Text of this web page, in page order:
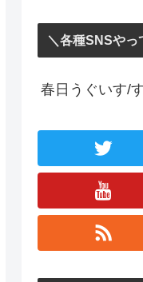
＼各種SNSやっ
春日うぐいす/